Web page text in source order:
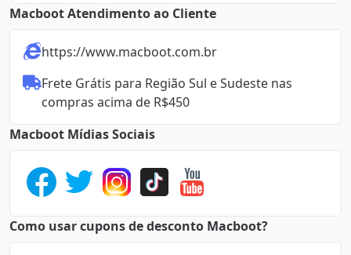
Macboot Atendimento ao Cliente
https://www.macboot.com.br
Frete Grátis para Região Sul e Sudeste nas
compras acima de R$450
Macboot Mídias Sociais
Como usar cupons de desconto Macboot?